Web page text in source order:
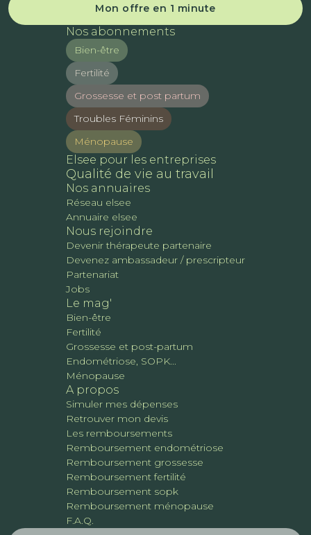
Mon offre en 1 minute
Nos abonnements
Bien-être
Fertilité
Grossesse et post partum
Troubles Féminins
Ménopause
Elsee pour les entreprises
Qualité de vie au travail
Nos annuaires
Réseau elsee
Annuaire elsee
Nous rejoindre
Devenir thérapeute partenaire
Devenez ambassadeur / prescripteur
Partenariat
Jobs
Le mag'
Bien-être
Fertilité
Grossesse et post-partum
Endométriose, SOPK...
Ménopause
A propos
Simuler mes dépenses
Retrouver mon devis
Les remboursements
Remboursement endométriose
Remboursement grossesse
Remboursement fertilité
Remboursement sopk
Remboursement ménopause
F.A.Q.